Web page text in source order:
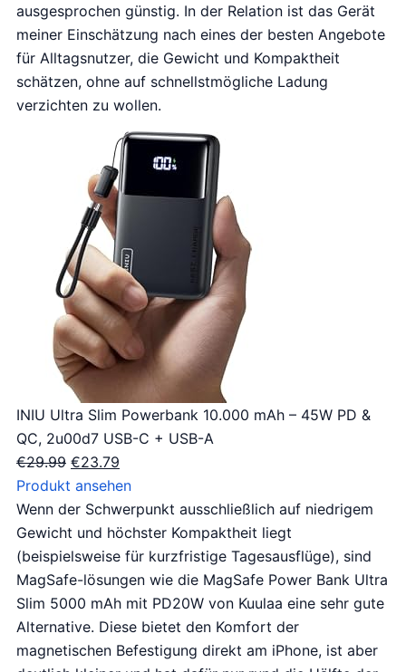
ausgesprochen günstig. In der Relation ist das Gerät
meiner Einschätzung nach eines der besten Angebote
für Alltagsnutzer, die Gewicht und Kompaktheit
schätzen, ohne auf schnellstmögliche Ladung
verzichten zu wollen.
INIU Ultra Slim Powerbank 10.000 mAh – 45W PD &
QC, 2u00d7 USB-C + USB-A
€29.99 O
o
r
s
p
r
o
n
k
€23.79
u
i
d
i
g
e
p
r
Produkt ansehen
Wenn der Schwerpunkt ausschließlich auf niedrigem
Gewicht und höchster Kompaktheit liegt
(beispielsweise für kurzfristige Tagesausflüge), sind
MagSafe-lösungen wie die MagSafe Power Bank Ultra
Slim 5000 mAh mit PD20W von Kuulaa eine sehr gute
Alternative. Diese bietet den Komfort der
magnetischen Befestigung direkt am iPhone, ist aber